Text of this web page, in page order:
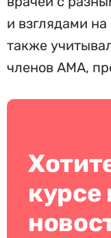
и взглядами
также
членов AMA,
курсе